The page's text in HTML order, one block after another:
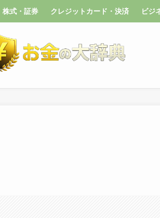
株式・証券 クレジットカード・決済 ビジ